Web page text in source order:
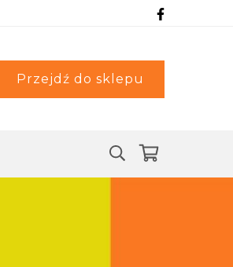
Przejdź do sklepu